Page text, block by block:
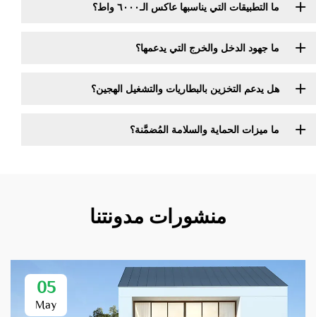
ما التطبيقات التي يناسبها عاكس الـ٦٠٠٠ واط؟
ما جهود الدخل والخرج التي يدعمها؟
هل يدعم التخزين بالبطاريات والتشغيل الهجين؟
ما ميزات الحماية والسلامة المُضمَّنة؟
منشورات مدونتنا
05
May